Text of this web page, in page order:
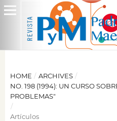
HOME / ARCHIVES /
NO. 198 (1994): UN CURSO
PROBLEMAS"
/
Artículos